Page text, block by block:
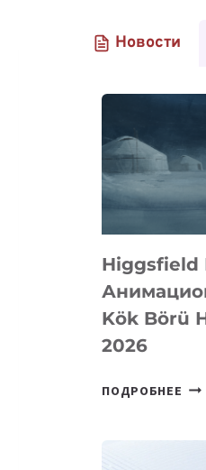
Новости
Higgsfield
Kök Börü
2026
ПОДРОБНЕЕ